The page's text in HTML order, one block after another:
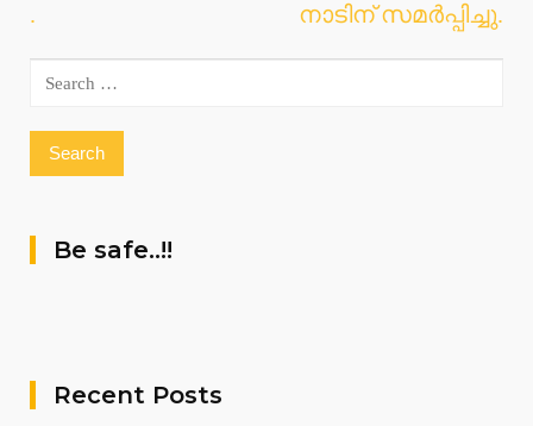
.
നാടിന് സമർപ്പിച്ചു.
Search
Be safe..!!
Recent Posts